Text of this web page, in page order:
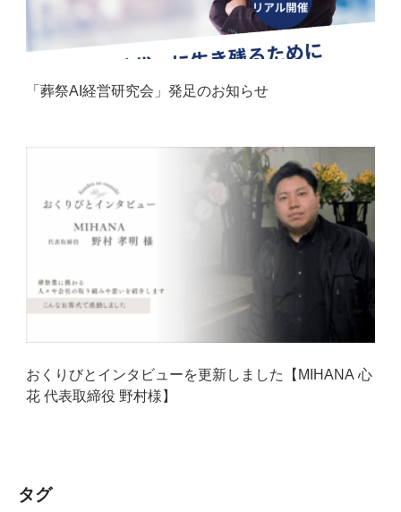
「葬祭AI経営研究会」発足のお知らせ
おくりびとインタビューを更新しました【MIHANA 心
花 代表取締役 野村様】
タグ